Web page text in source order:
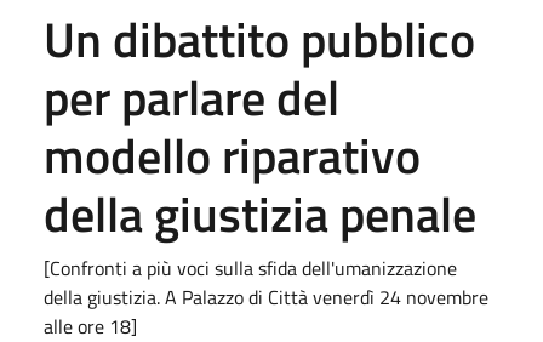
Un dibattito pubblico
per parlare del
modello riparativo
della giustizia penale
[Confronti a più voci sulla sfida dell'umanizzazione
della giustizia. A Palazzo di Città venerdì 24 novembre
alle ore 18]